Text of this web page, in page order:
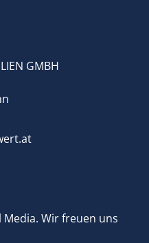
GMBH
Media. Wir freuen uns